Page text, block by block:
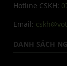
Hotline CSKH:
Email:
DANH SÁCH